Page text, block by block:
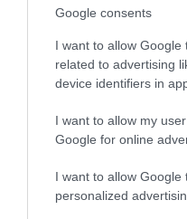
Google consents
I want to allow Google
related to advertising
device identifiers in
I want to allow my
Google for online
I want to allow Google
personalized
συμπαρασύρει, να
Στη σκιά του
η Αλέξω σπάζει
του παρελθόντος,
κίβδηλα και
βαρύτιμα
καντήλι στις